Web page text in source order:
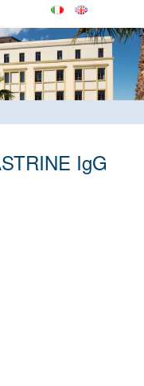
IgG